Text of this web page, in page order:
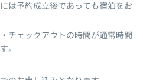
は予約成立後であっても宿泊をお
チェックアウトの時間が通常時間
。